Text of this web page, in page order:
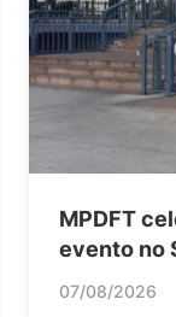
MPDFT
evento no
07/08/2026